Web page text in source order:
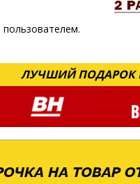
ЛУЧШИЙ ПОДАРОК